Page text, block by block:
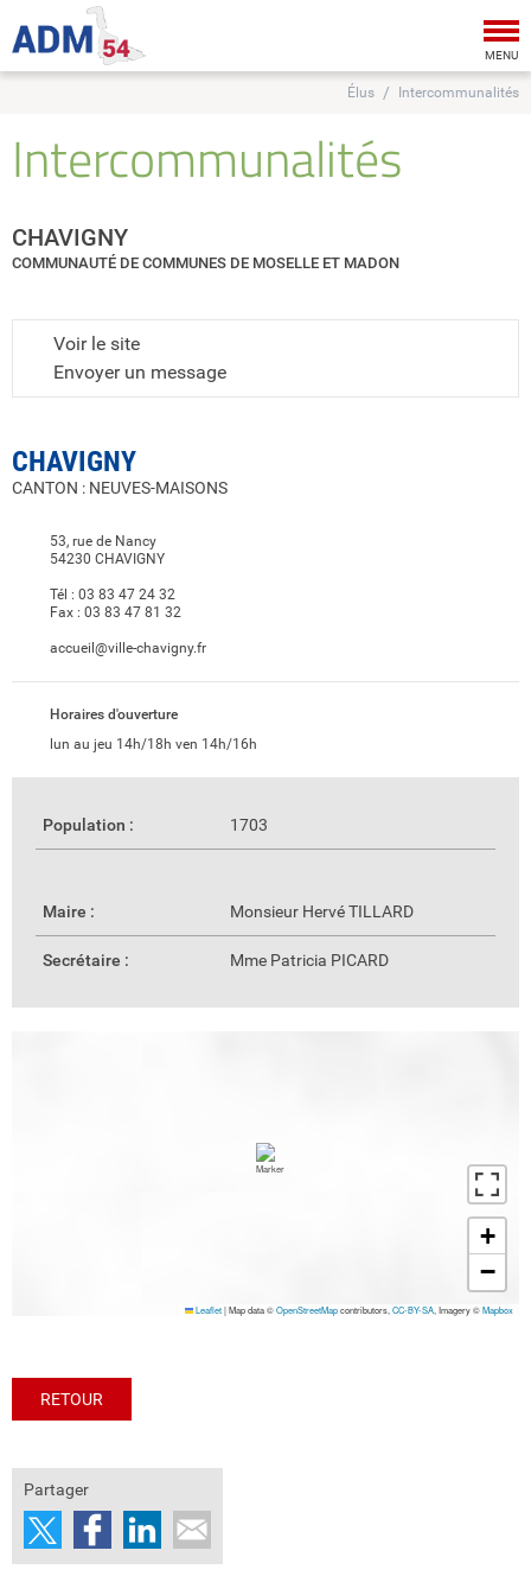
MENU
Élus Intercommunalités
Intercommunalités
CHAVIGNY
COMMUNAUTÉ DE COMMUNES DE MOSELLE ET MADON
Voir le site
Envoyer un message
CHAVIGNY
CANTON : NEUVES-MAISONS
53, rue de Nancy
54230 CHAVIGNY
Tél : 03 83 47 24 32
Fax : 03 83 47 81 32
accueil@ville-chavigny.fr
Horaires d'ouverture
lun au jeu 14h/18h ven 14h/16h
Population : 1703
Maire : Monsieur Hervé TILLARD
Secrétaire : Mme Patricia PICARD
+
−
Leaflet|Map data ©OpenStreetMapcontributors, CC-BY-SA , Imagery ©Mapbox
RETOUR
Partager